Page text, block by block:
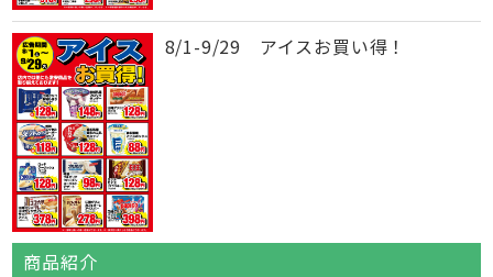
8/1-9/29 アイスお買い得！
商品紹介